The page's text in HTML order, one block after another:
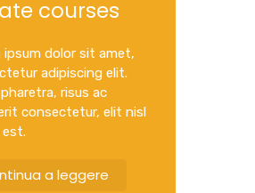
courses
ipsum dolor sit amet,
adipiscing elit.
risus ac
consectetur, elit nisl
a leggere